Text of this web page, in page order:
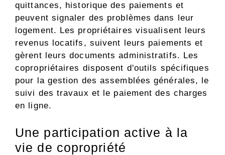
quittances, historique des paiements et
peuvent signaler des problèmes dans leur
logement. Les propriétaires visualisent leurs
revenus locatifs, suivent leurs paiements et
gèrent leurs documents administratifs. Les
copropriétaires disposent d'outils spécifiques
pour la gestion des assemblées générales, le
suivi des travaux et le paiement des charges
en ligne.
Une participation active à la
vie de copropriété